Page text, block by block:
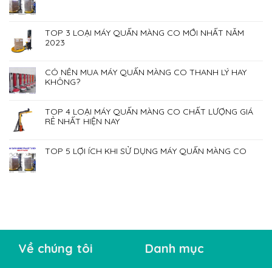
TOP 3 LOẠI MÁY QUẤN MÀNG CO MỚI NHẤT NĂM
2023
CÓ NÊN MUA MÁY QUẤN MÀNG CO THANH LÝ HAY
KHÔNG?
TOP 4 LOẠI MÁY QUẤN MÀNG CO CHẤT LƯỢNG GIÁ
RẺ NHẤT HIỆN NAY
TOP 5 LỢI ÍCH KHI SỬ DỤNG MÁY QUẤN MÀNG CO
Về chúng tôi Danh mục